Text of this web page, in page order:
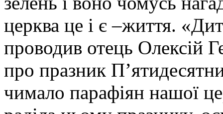
церква це і є –життя.
проводив отець Олексій
про празник
чимало парафіян нашої